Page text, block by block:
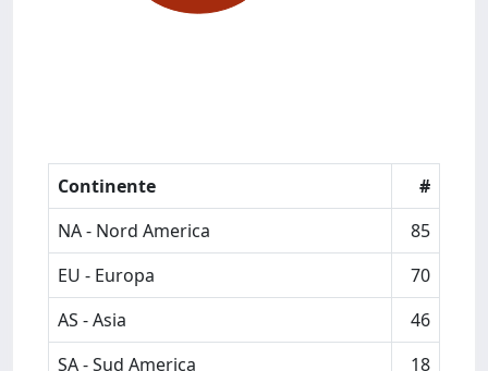
Continente
#
NA - Nord America
85
EU - Europa
70
AS - Asia
46
SA - Sud America
18